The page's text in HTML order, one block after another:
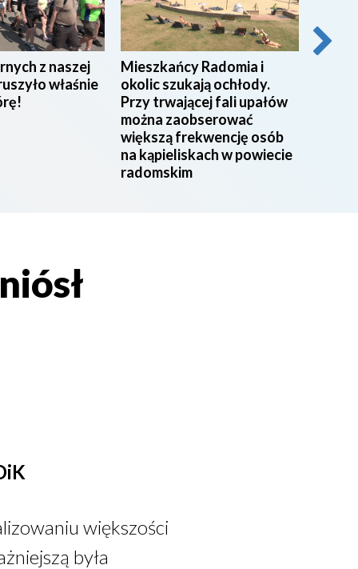
z naszej
właśnie
Mieszkańcy Radomia i
okolic szukają ochłody.
Przy trwającej fali upałów
można zaobserować
większą frekwencję osób
na kąpieliskach w powiecie
radomskim
większości
była